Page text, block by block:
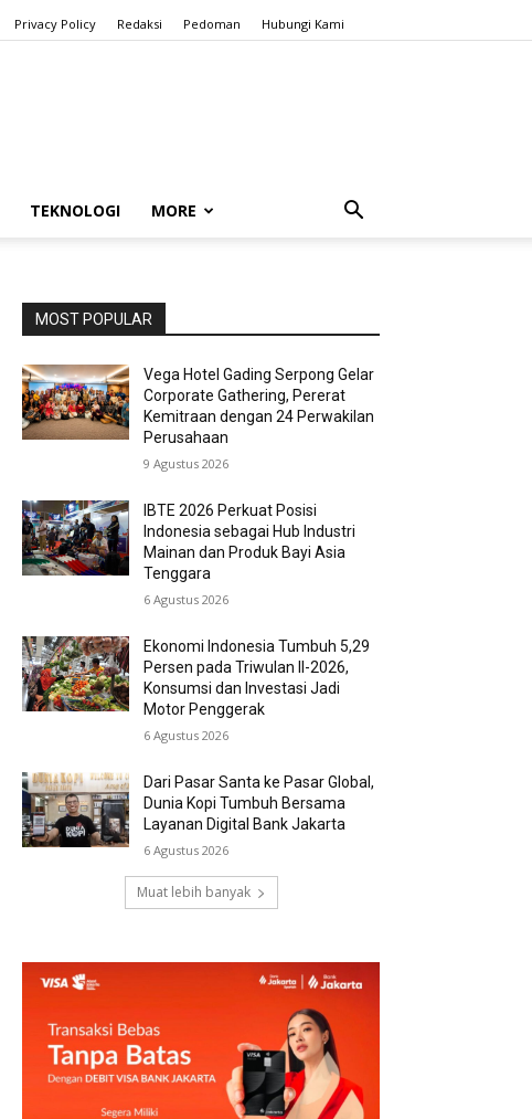
Privacy Policy Redaksi Pedoman Hubungi Kami
TEKNOLOGI MORE
MOST POPULAR
Vega Hotel Gading Serpong Gelar
Corporate Gathering, Pererat
Kemitraan dengan 24 Perwakilan
Perusahaan
9 Agustus 2026
IBTE 2026 Perkuat Posisi
Indonesia sebagai Hub Industri
Mainan dan Produk Bayi Asia
Tenggara
6 Agustus 2026
Ekonomi Indonesia Tumbuh 5,29
Persen pada Triwulan II-2026,
Konsumsi dan Investasi Jadi
Motor Penggerak
6 Agustus 2026
Dari Pasar Santa ke Pasar Global,
Dunia Kopi Tumbuh Bersama
Layanan Digital Bank Jakarta
6 Agustus 2026
Muat lebih banyak